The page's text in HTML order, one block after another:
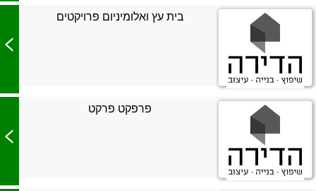
בית עץ ואלומיניום פרויקטים
>
פרפקט פרקט
>